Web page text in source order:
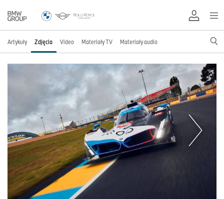
Artykuły Zdjęcia Video Materiały TV Materiały audio